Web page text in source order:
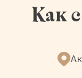
Как